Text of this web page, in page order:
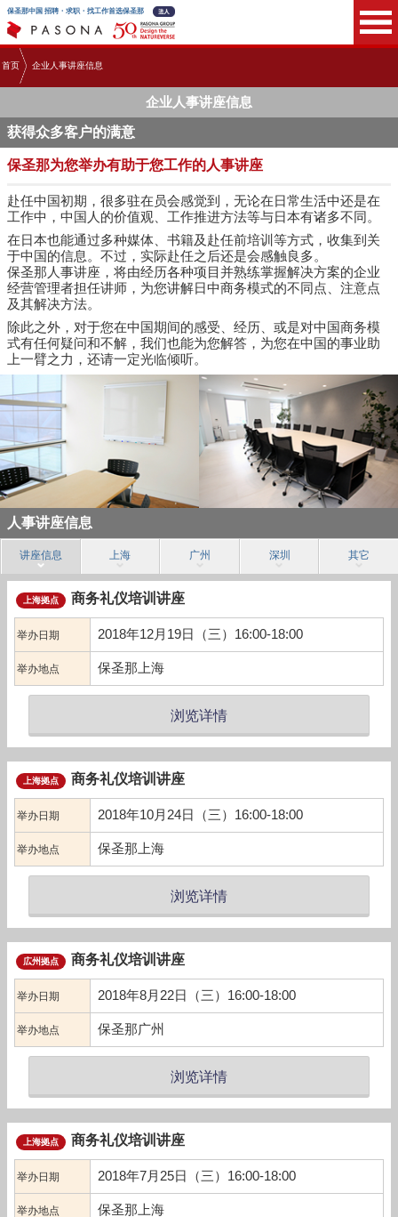
保圣那中国 招聘・求职・找工作首选保圣那
首页 企业人事讲座信息
企业人事讲座信息
获得众多客户的满意
保圣那为您举办有助于您工作的人事讲座
赴任中国初期，很多驻在员会感觉到，无论在日常生活中还是在
工作中，中国人的价值观、工作推进方法等与日本有诸多不同。
在日本也能通过多种媒体、书籍及赴任前培训等方式，收集到关
于中国的信息。不过，实际赴任之后还是会感触良多。
保圣那人事讲座，将由经历各种项目并熟练掌握解决方案的企业
经营管理者担任讲师，为您讲解日中商务模式的不同点、注意点
及其解决方法。
除此之外，对于您在中国期间的感受、经历、或是对中国商务模
式有任何疑问和不解，我们也能为您解答，为您在中国的事业助
上一臂之力，还请一定光临倾听。
人事讲座信息
讲座信息 上海 广州 深圳 其它
上海拠点 商务礼仪培训讲座
举办日期 2018年12月19日（三）16:00-18:00
举办地点 保圣那上海
浏览详情
上海拠点 商务礼仪培训讲座
举办日期 2018年10月24日（三）16:00-18:00
举办地点 保圣那上海
浏览详情
広州拠点 商务礼仪培训讲座
举办日期 2018年8月22日（三）16:00-18:00
举办地点 保圣那广州
浏览详情
上海拠点 商务礼仪培训讲座
举办日期 2018年7月25日（三）16:00-18:00
举办地点 保圣那上海